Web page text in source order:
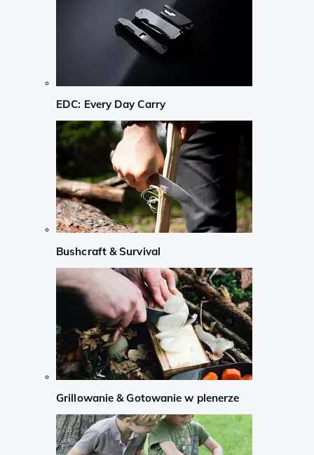
EDC: Every Day Carry
Bushcraft & Survival
Grillowanie & Gotowanie w plenerze